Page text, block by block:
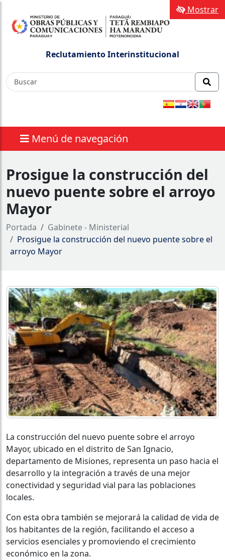
Reclutamiento Interinstitucional
Menú de navegación
Mostrar
Prosigue la construcción del
nuevo puente sobre el arroyo
Mayor
Portada
Gabinete - Ministerial
Prosigue la construcción del nuevo puente sobre el
arroyo Mayor
La construcción del nuevo puente sobre el arroyo
Mayor, ubicado en el distrito de San Ignacio,
departamento de Misiones, representa un paso hacia el
desarrollo y la integración a través de una mejor
conectividad y seguridad vial para las poblaciones
locales.
Con esta obra también se mejorará la calidad de vida de
los habitantes de la región, facilitando el acceso a
servicios esenciales y promoviendo el crecimiento
económico en la zona.